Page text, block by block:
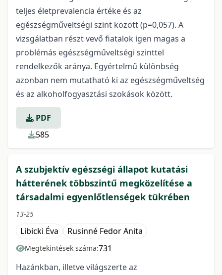
teljes életprevalencia értéke és az
egészségműveltségi szint között (p=0,057). A
vizsgálatban részt vevő fiatalok igen magas a
problémás egészségműveltségi szinttel
rendelkezők aránya. Egyértelmű különbség
azonban nem mutatható ki az egészségműveltség
és az alkoholfogyasztási szokások között.
PDF
585
A szubjektív egészségi állapot kutatási
hátterének többszintű megközelítése a
társadalmi egyenlőtlenségek tükrében
13-25
Libicki Éva Rusinné Fedor Anita
Megtekintések száma:731
Hazánkban, illetve világszerte az